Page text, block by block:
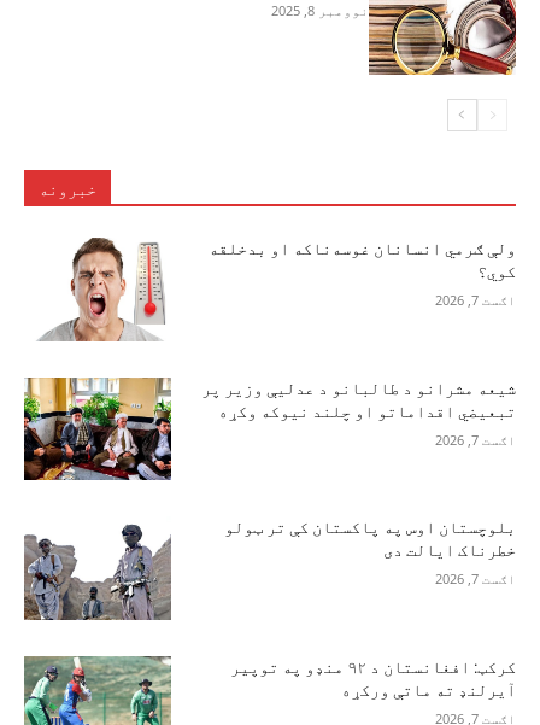
نوومبر 8, 2025
خبرونه
ولې ګرمي انسانان غوسه‌ناکه او بدخلقه
کوي؟
اګست 7, 2026
شیعه مشرانو د طالبانو د عدلیې وزیر پر
تبعیضي اقداماتو او چلند نیوکه وکړه
اګست 7, 2026
بلوچستان اوس په پاکستان کې تر ټولو
خطرناک ایالت دی
اګست 7, 2026
کرکټ: افغانستان د ۹۲ منډو په توپیر
آیرلنډ ته ماتې ورکړه
اګست 7, 2026